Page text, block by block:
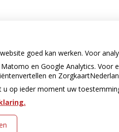
U heeft
voorexterne
goed kan werken. Voor
en Google Analytics.
en
op ieder moment uw